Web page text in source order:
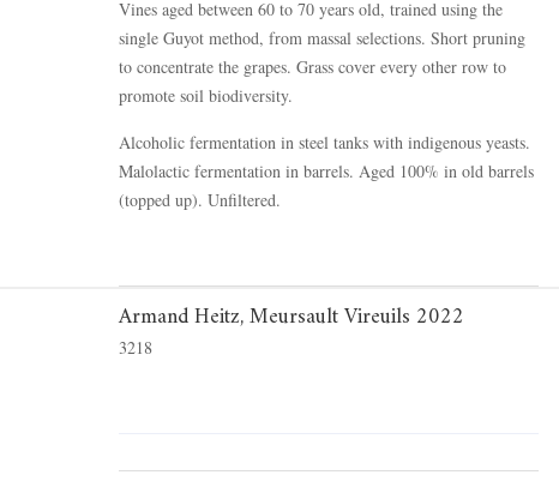
Vines aged between 60 to 70 years old, trained using the
single Guyot method, from massal selections. Short pruning
to concentrate the grapes. Grass cover every other row to
promote soil biodiversity.
Alcoholic fermentation in steel tanks with indigenous yeasts.
Malolactic fermentation in barrels. Aged 100% in old barrels
(topped up). Unfiltered.
Armand Heitz, Meursault Vireuils 2022
3218